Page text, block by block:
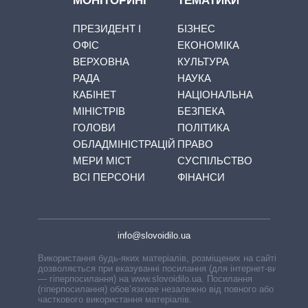
ПРЕЗИДЕНТ І
ОФІС
ВЕРХОВНА
РАДА
КАБІНЕТ
МІНІСТРІВ
ГОЛОВИ
ОБЛАДМІНІСТРАЦІЙ
МЕРИ МІСТ
ВСІ ПЕРСОНИ
БІЗНЕС
ЕКОНОМІКА
КУЛЬТУРА
НАУКА
НАЦІОНАЛЬНА
БЕЗПЕКА
ПОЛІТИКА
ПРАВО
СУСПІЛЬСТВО
ФІНАНСИ
info@slovoidilo.ua
Використання будь-яких матеріалів, розміщених на сайті,
дозволяється при вказуванні посилання (для інтернет-видань
— гіперпосилання) на www.slovoidilo.ua. Посилання
(гіперпосилання) обов’язкове незалежно від повного або
часткового використання матеріалів.